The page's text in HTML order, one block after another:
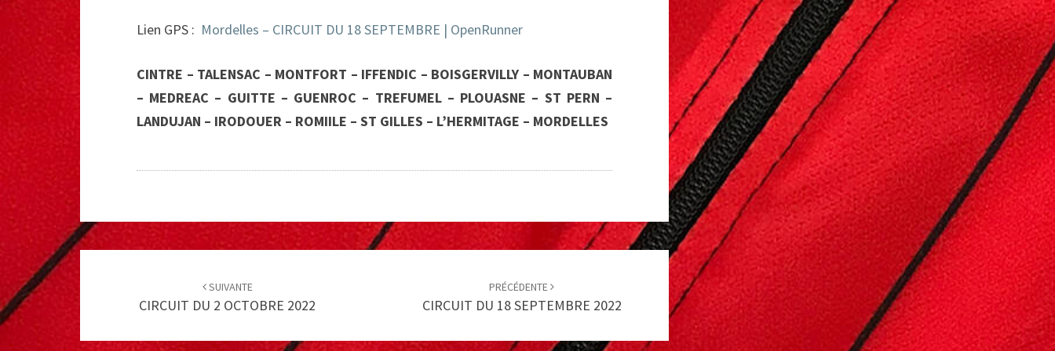
Lien GPS : Mordelles – CIRCUIT DU 18 SEPTEMBRE | OpenRunner
CINTRE – TALENSAC – MONTFORT – IFFENDIC – BOISGERVILLY – MONTAUBAN
– MEDREAC – GUITTE – GUENROC – TREFUMEL – PLOUASNE – ST PERN –
LANDUJAN – IRODOUER – ROMIILE – ST GILLES – L’HERMITAGE – MORDELLES
SUIVANTE
CIRCUIT DU 2 OCTOBRE 2022
PRÉCÉDENTE
CIRCUIT DU 18 SEPTEMBRE 2022